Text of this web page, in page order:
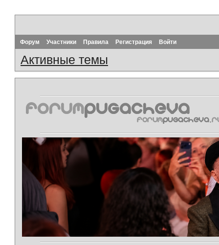
Форум Участники Правила Регистрация Войти
Активные темы